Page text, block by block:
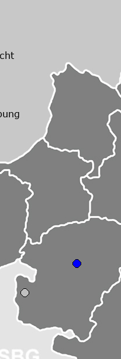
Transportkörbe für
Kommunikationsmittel:
Fahrzeugfunk
Aussenlautsprecher
Weitere Bilder hier